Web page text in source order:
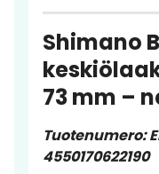
Shimano
73 mm –
Tuotenumero:
4550170622190